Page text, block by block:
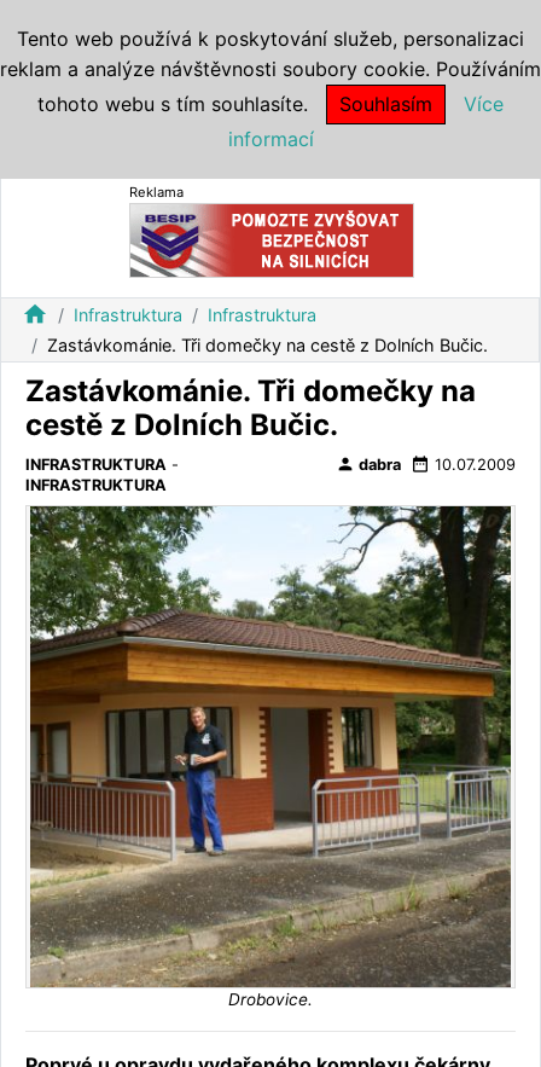
Reklama
home Infrastruktura
Infrastruktura
Zastávkománie. Tři domečky na cestě z Dolních Bučic.
Zastávkománie. Tři domečky na
cestě z Dolních Bučic.
INFRASTRUKTURA -
INFRASTRUKTURA
person dabra date_range 10.07.2009
Drobovice.
Tento web používá k poskytování služeb, personalizaci
reklam a analýze návštěvnosti soubory cookie. Používáním
tohoto webu s tím souhlasíte.
Souhlasím
Více
informací